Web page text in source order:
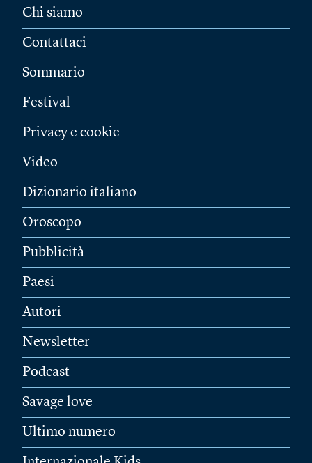
Chi siamo
Contattaci
Sommario
Festival
Privacy e cookie
Video
Dizionario italiano
Oroscopo
Pubblicità
Paesi
Autori
Newsletter
Podcast
Savage love
Ultimo numero